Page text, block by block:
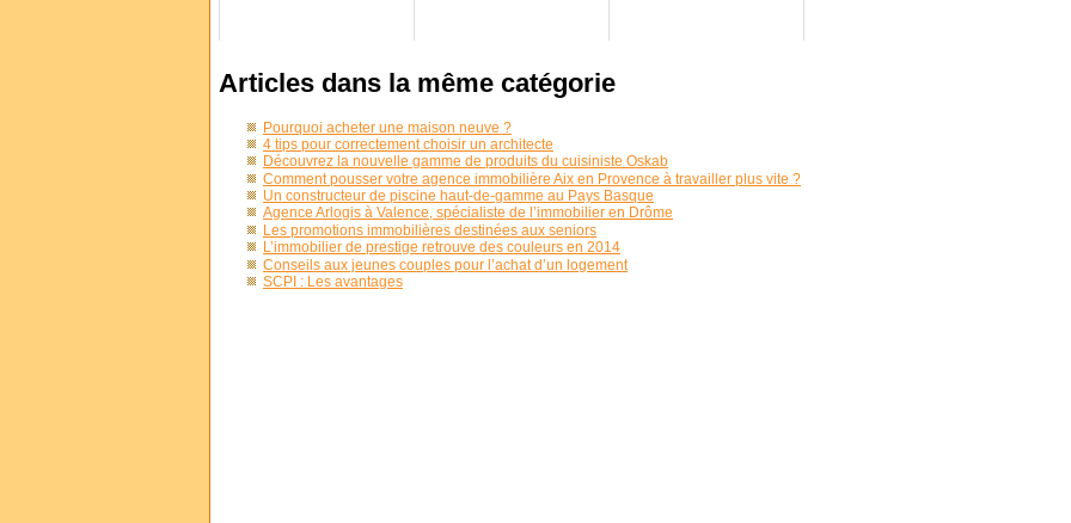
Articles dans la même catégorie
Pourquoi acheter une maison neuve ?
4 tips pour correctement choisir un architecte
Découvrez la nouvelle gamme de produits du cuisiniste Oskab
Comment pousser votre agence immobilière Aix en Provence à travailler plus vite ?
Un constructeur de piscine haut-de-gamme au Pays Basque
Agence Arlogis à Valence, spécialiste de l’immobilier en Drôme
Les promotions immobilières destinées aux seniors
L’immobilier de prestige retrouve des couleurs en 2014
Conseils aux jeunes couples pour l’achat d’un logement
SCPI : Les avantages